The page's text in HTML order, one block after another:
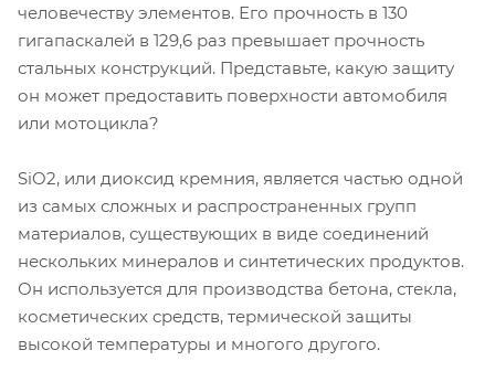
человечеству элементов. Его прочность в 130
гигапаскалей в 129,6 раз превышает прочность
стальных конструкций. Представьте, какую защиту
он может предоставить поверхности автомобиля
или мотоцикла?
SiO2, или диоксид кремния, является частью одной
из самых сложных и распространенных групп
материалов, существующих в виде соединений
нескольких минералов и синтетических продуктов.
Он используется для производства бетона, стекла,
косметических средств, термической защиты
высокой температуры и многого другого.